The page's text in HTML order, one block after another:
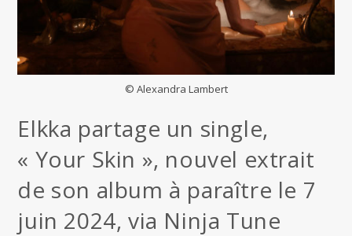
© Alexandra Lambert
Elkka partage un single,
« Your Skin », nouvel extrait
de son album à paraître le 7
juin 2024, via Ninja Tune